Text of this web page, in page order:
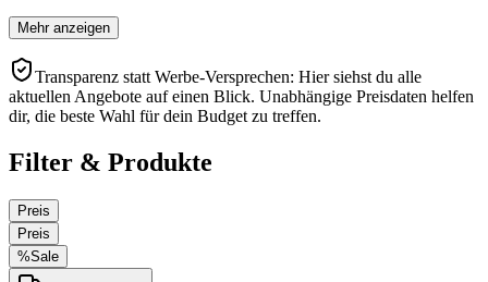
Mehr anzeigen
Transparenz statt Werbe-Versprechen: Hier siehst du alle
aktuellen Angebote auf einen Blick. Unabhängige Preisdaten helfen
dir, die beste Wahl für dein Budget zu treffen.
Filter & Produkte
Preis
Preis
%Sale